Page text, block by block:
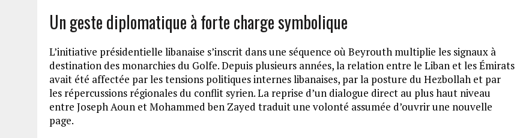
Un geste diplomatique à forte charge symbolique
L’initiative présidentielle libanaise s’inscrit dans une séquence où Beyrouth multiplie les signaux à
destination des monarchies du Golfe. Depuis plusieurs années, la relation entre le Liban et les Émirats
avait été affectée par les tensions politiques internes libanaises, par la posture du Hezbollah et par
les répercussions régionales du conflit syrien. La reprise d’un dialogue direct au plus haut niveau
entre Joseph Aoun et Mohammed ben Zayed traduit une volonté assumée d’ouvrir une nouvelle
page.